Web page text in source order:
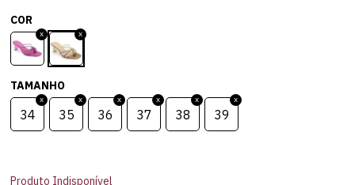
COR
TAMANHO
34 35 36 37 38 39
Produto Indisponível